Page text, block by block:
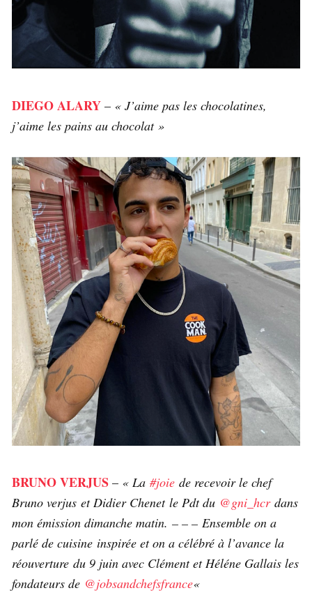
DIEGO ALARY – « J’aime pas les chocolatines,
j’aime les pains au chocolat »
BRUNO VERJUS – « La #joie de recevoir le chef
Bruno verjus et Didier Chenet le Pdt du @gni_hcrdans
mon émission dimanche matin. – – – Ensemble on a
parlé de cuisine inspirée et on a célébré à l’avance la
réouverture du 9 juin avec Clément et Héléne Gallais les
fondateurs de @jobsandchefsfrance«